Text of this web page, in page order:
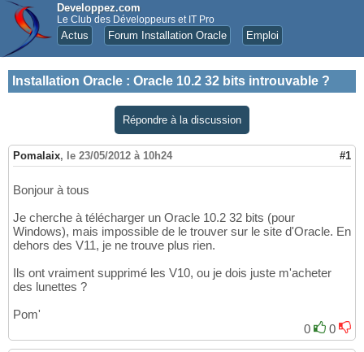
Developpez.com
Le Club des Développeurs et IT Pro
Actus Forum Installation Oracle Emploi
Installation Oracle : Oracle 10.2 32 bits introuvable ?
Répondre à la discussion
Pomalaix, le 23/05/2012 à 10h24 #1
Bonjour à tous
Je cherche à télécharger un Oracle 10.2 32 bits (pour
Windows), mais impossible de le trouver sur le site d'Oracle. En
dehors des V11, je ne trouve plus rien.
Ils ont vraiment supprimé les V10, ou je dois juste m'acheter
des lunettes ?
Pom'
0
0